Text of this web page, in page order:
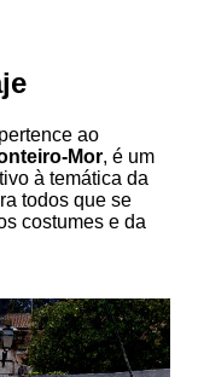
ao
Mor, é um
à temática da
todos que se
costumes e da